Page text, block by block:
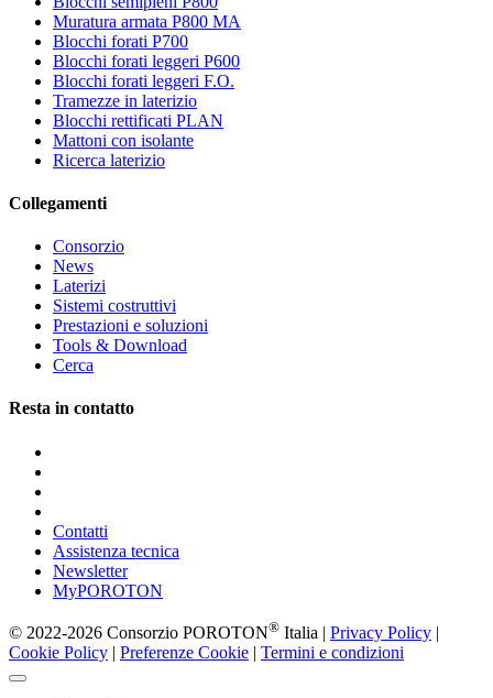
Muratura armata P800 MA
Blocchi forati P700
Blocchi forati leggeri P600
Blocchi forati leggeri F.O.
Tramezze in laterizio
Blocchi rettificati PLAN
Mattoni con isolante
Ricerca laterizio
Collegamenti
Consorzio
News
Laterizi
Sistemi costruttivi
Prestazioni e soluzioni
Tools & Download
Cerca
Resta in contatto
Contatti
Assistenza tecnica
Newsletter
MyPOROTON
© 2022-2026 Consorzio POROTON® Italia | Privacy Policy |
Cookie Policy | Preferenze Cookie | Termini e condizioni